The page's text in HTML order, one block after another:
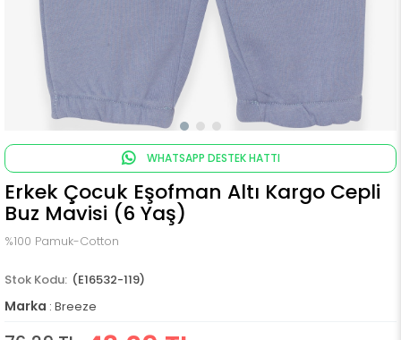
WHATSAPP DESTEK HATTI
Erkek Çocuk Eşofman Altı Kargo Cepli
Buz Mavisi (6 Yaş)
%100 Pamuk-Cotton
(E16532-119)
Marka : Breeze